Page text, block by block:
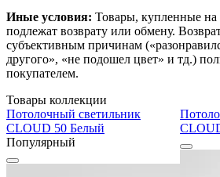
Иные условия: Товары, купленные на
подлежат возврату или обмену.
субъективным причинам
другого», «не подошел цвет» и тд.)
покупателем.
Товары коллекции
Потолочный светильник
CLOUD 50 Белый
Популярный